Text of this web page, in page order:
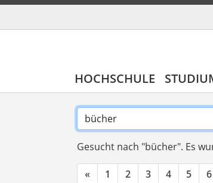
HOCHSCHULE
Gesucht nach "bücher". Es
« 1 2 3 4 5 6